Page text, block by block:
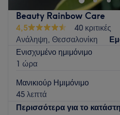
Beauty Rainbow Care
4,5
40 κριτικές
Ανάληψη, Θεσσαλονίκη
Ενισχυμένο ημιμόνιμο
1 ώρα
Μανικιούρ Ημιμόνιμο
45 λεπτά
Περισσότερα για το